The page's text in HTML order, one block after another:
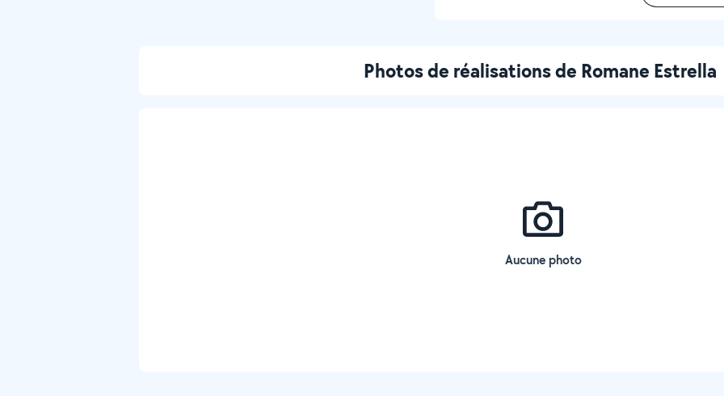
Photos de réalisations de Romane Estrella
Aucune photo